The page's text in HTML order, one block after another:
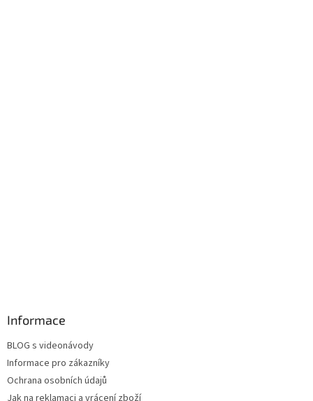
Informace
BLOG s videonávody
Informace pro zákazníky
Ochrana osobních údajů
Jak na reklamaci a vrácení zboží